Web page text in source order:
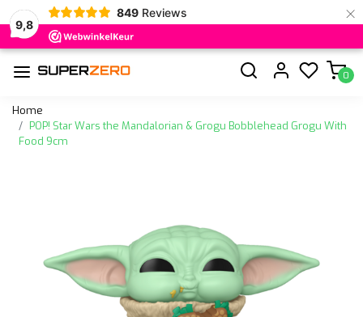
9,8
849 Reviews ×
0
Home
POP! Star Wars the Mandalorian & Grogu Bobblehead Grogu With
Food 9cm